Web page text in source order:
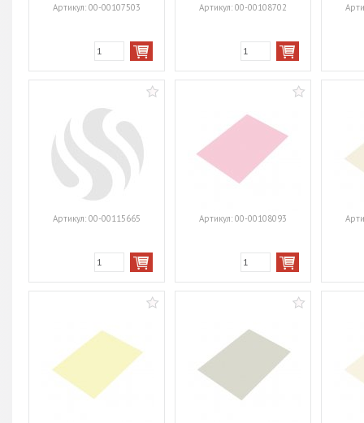
Артикул: 00-00107503 Артикул: 00-00108702
Артикул: 00-00115665 Артикул: 00-00108093